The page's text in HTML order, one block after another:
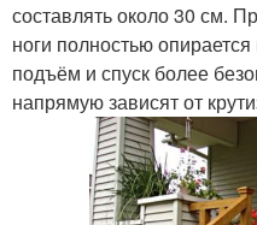
составлять около 30 см.
ноги полностью опирается
подъём и спуск более
напрямую зависят от